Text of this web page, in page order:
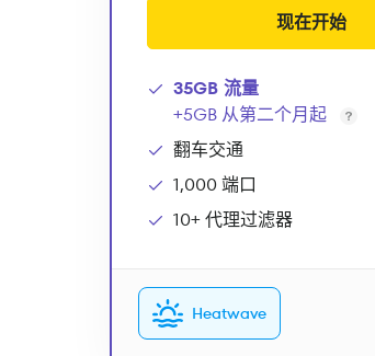
现在开始
35GB 流量
+5GB 从第二个月起
翻车交通
1,000 端口
10+ 代理过滤器
Heatwave